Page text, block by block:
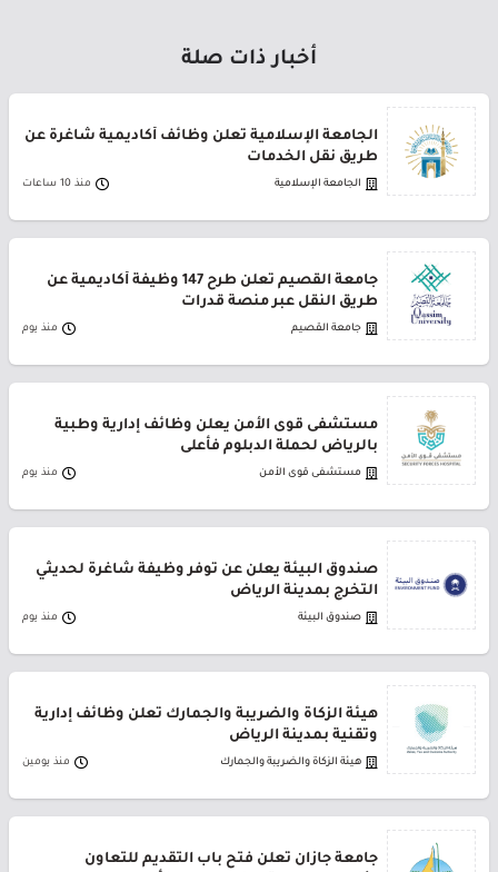
أخبار ذات صلة
الجامعة الإسلامية تعلن وظائف أكاديمية شاغرة عن
طريق نقل الخدمات
الجامعة الإسلامية منذ 10 ساعات
جامعة القصيم تعلن طرح 147 وظيفة أكاديمية عن
طريق النقل عبر منصة قدرات
جامعة القصيم منذ يوم
مستشفى قوى الأمن يعلن وظائف إدارية وطبية
بالرياض لحملة الدبلوم فأعلى
مستشفى قوى الأمن منذ يوم
صندوق البيئة يعلن عن توفر وظيفة شاغرة لحديثي
التخرج بمدينة الرياض
صندوق البيئة منذ يوم
هيئة الزكاة والضريبة والجمارك تعلن وظائف إدارية
وتقنية بمدينة الرياض
هيئة الزكاة والضريبة والجمارك منذ يومين
جامعة جازان تعلن فتح باب التقديم للتعاون